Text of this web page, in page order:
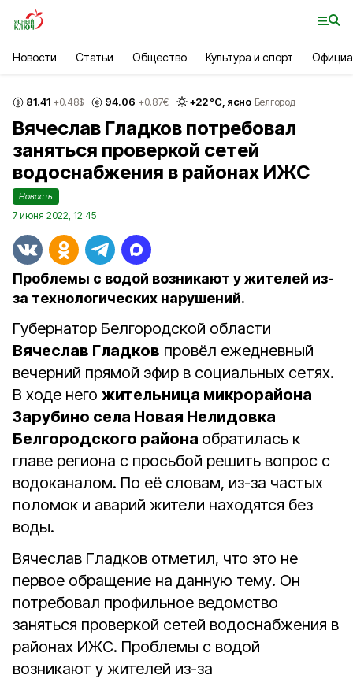
Новости Статьи Общество Культура и спорт
81.41 +0.48$ 94.06 +0.87€ +22°С, ясно Белгород
Вячеслав Гладков потребовал
заняться проверкой сетей
водоснабжения в районах ИЖС
Новость
7 июня 2022, 12:45
Проблемы с водой возникают у жителей из-
за технологических нарушений.
Губернатор Белгородской области
Вячеслав Гладков провёл ежедневный
вечерний прямой эфир в социальных сетях.
В ходе него жительница микрорайона
Зарубино села Новая Нелидовка
Белгородского района обратилась к
главе региона с просьбой решить вопрос с
водоканалом. По её словам, из-за частых
поломок и аварий жители находятся без
воды.
Вячеслав Гладков отметил, что это не
первое обращение на данную тему. Он
потребовал профильное ведомство
заняться проверкой сетей водоснабжения в
районах ИЖС. Проблемы с водой
возникают у жителей из-за